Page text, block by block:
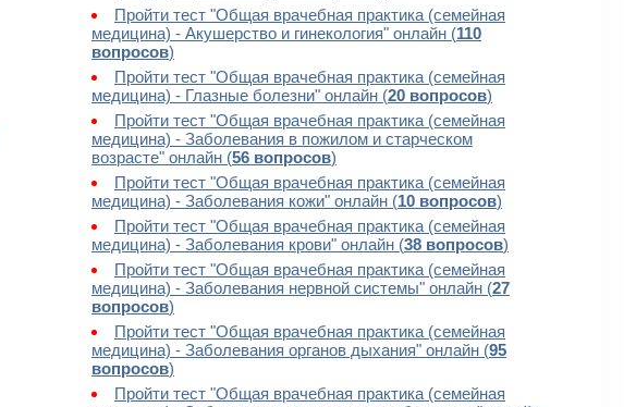
Пройти тест "Общая врачебная практика (семейная
медицина) - Акушерство и гинекология" онлайн (110
вопросов)
Пройти тест "Общая врачебная практика (семейная
медицина) - Глазные болезни" онлайн (20 вопросов)
Пройти тест "Общая врачебная практика (семейная
медицина) - Заболевания в пожилом и старческом
возрасте" онлайн (56 вопросов)
Пройти тест "Общая врачебная практика (семейная
медицина) - Заболевания кожи" онлайн (10 вопросов)
Пройти тест "Общая врачебная практика (семейная
медицина) - Заболевания крови" онлайн (38 вопросов)
Пройти тест "Общая врачебная практика (семейная
медицина) - Заболевания нервной системы" онлайн (27
вопросов)
Пройти тест "Общая врачебная практика (семейная
медицина) - Заболевания органов дыхания" онлайн (95
вопросов)
Пройти тест "Общая врачебная практика (семейная